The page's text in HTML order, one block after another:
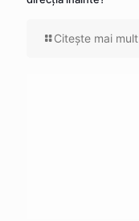
Citeşte mai mult